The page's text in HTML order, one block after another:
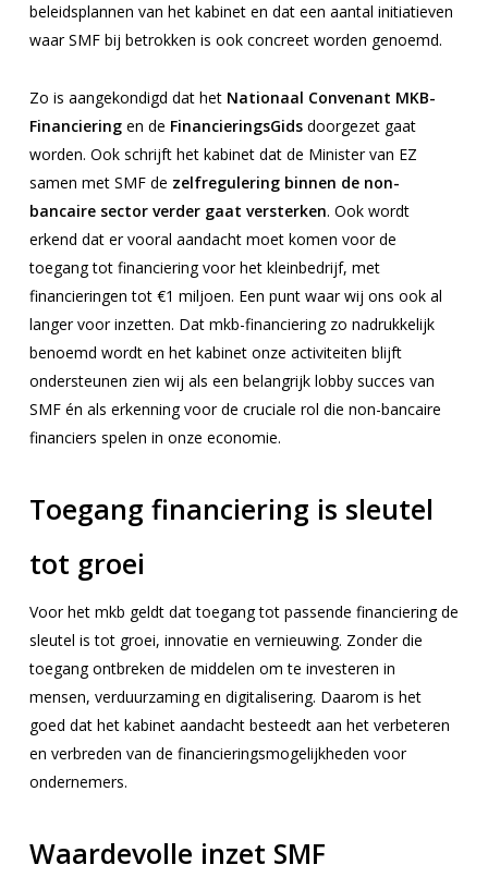
beleidsplannen van het kabinet en dat een aantal initiatieven
waar SMF bij betrokken is ook concreet worden genoemd.
Zo is aangekondigd dat het Nationaal Convenant MKB-
Financieringen de FinancieringsGids doorgezet gaat
worden. Ook schrijft het kabinet dat de Minister van EZ
samen met SMF de zelfregulering binnen de non-
bancaire sector verder gaat versterken. Ook wordt
erkend dat er vooral aandacht moet komen voor de
toegang tot financiering voor het kleinbedrijf, met
financieringen tot €1 miljoen. Een punt waar wij ons ook al
langer voor inzetten. Dat mkb-financiering zo nadrukkelijk
benoemd wordt en het kabinet onze activiteiten blijft
ondersteunen zien wij als een belangrijk lobby succes van
SMF én als erkenning voor de cruciale rol die non-bancaire
financiers spelen in onze economie.
Toegang financiering is sleutel
tot groei
Voor het mkb geldt dat toegang tot passende financiering de
sleutel is tot groei, innovatie en vernieuwing. Zonder die
toegang ontbreken de middelen om te investeren in
mensen, verduurzaming en digitalisering. Daarom is het
goed dat het kabinet aandacht besteedt aan het verbeteren
en verbreden van de financieringsmogelijkheden voor
ondernemers.
Waardevolle inzet SMF